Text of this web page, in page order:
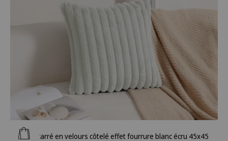
Ajouter au panier
Coussin carré en velours côtelé effet fourrure blanc écru 45x45